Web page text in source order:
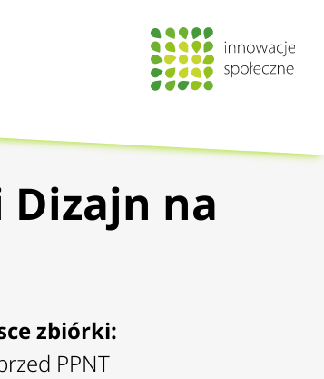
Dizajn na
zbiórki:
PPNT